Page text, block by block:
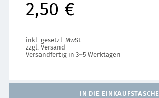
2,50 €
inkl. gesetzl. MwSt.
zzgl. Versand
Versandfertig in 3–5 Werktagen
IN DIE EINKAUFSTASCHE